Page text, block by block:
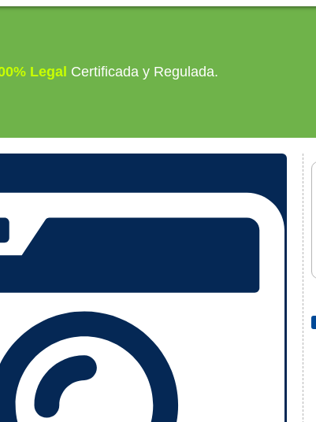
Legal Certificada y Regulada.